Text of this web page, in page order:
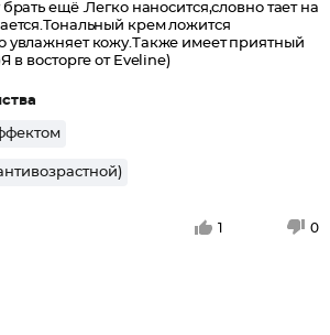
ещё .Легко наносится,словно тает на
крем ложится
увлажняет кожу.Также имеет приятный
в восторге от Eveline)
1 0